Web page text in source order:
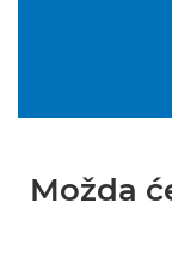
Možda